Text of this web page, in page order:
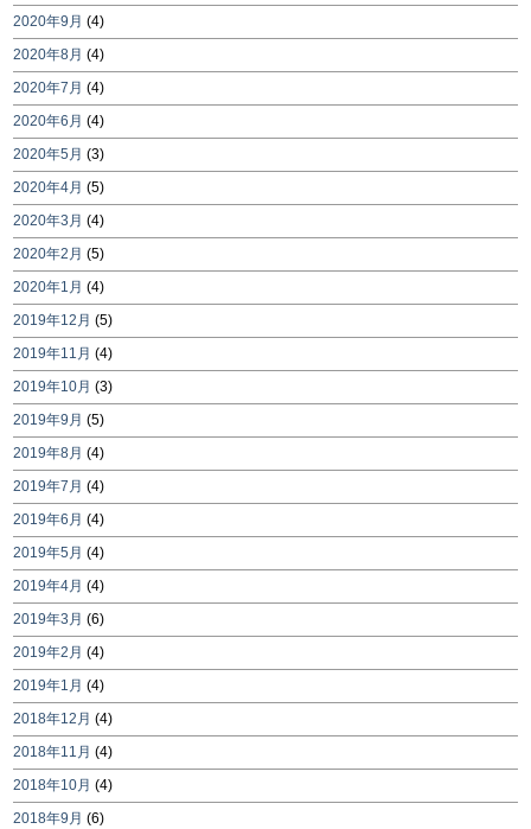
2020年9月 (4)
2020年8月 (4)
2020年7月 (4)
2020年6月 (4)
2020年5月 (3)
2020年4月 (5)
2020年3月 (4)
2020年2月 (5)
2020年1月 (4)
2019年12月 (5)
2019年11月 (4)
2019年10月 (3)
2019年9月 (5)
2019年8月 (4)
2019年7月 (4)
2019年6月 (4)
2019年5月 (4)
2019年4月 (4)
2019年3月 (6)
2019年2月 (4)
2019年1月 (4)
2018年12月 (4)
2018年11月 (4)
2018年10月 (4)
2018年9月 (6)